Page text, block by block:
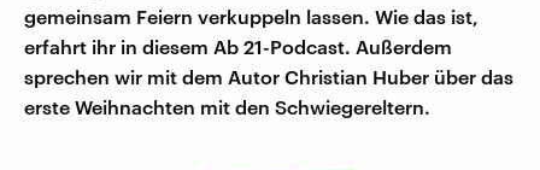
gemeinsam Feiern verkuppeln lassen. Wie das ist,
erfahrt ihr in diesem Ab 21-Podcast. Außerdem
sprechen wir mit dem Autor Christian Huber über das
erste Weihnachten mit den Schwiegereltern.